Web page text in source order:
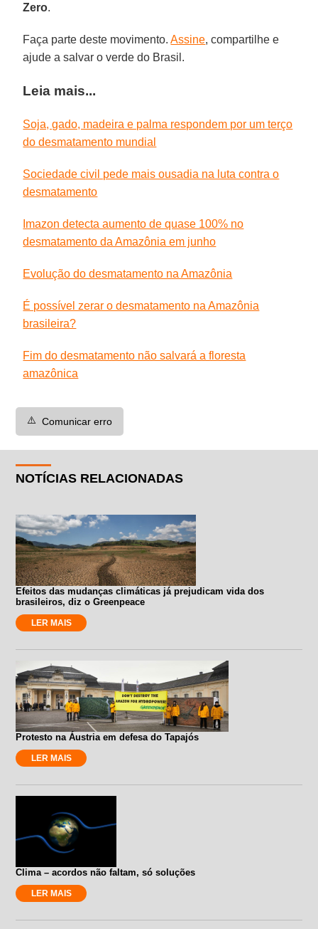
Zero.
Faça parte deste movimento.Assine, compartilhe e
ajude a salvar o verde do Brasil.
Leia mais...
Soja, gado, madeira e palma respondem por um terço
do desmatamento mundial
Sociedade civil pede mais ousadia na luta contra o
desmatamento
Imazon detecta aumento de quase 100% no
desmatamento da Amazônia em junho
Evolução do desmatamento na Amazônia
É possível zerar o desmatamento na Amazônia
brasileira?
Fim do desmatamento não salvará a floresta
amazônica
⚠️ Comunicar erro
NOTÍCIAS RELACIONADAS
Efeitos das mudanças climáticas já prejudicam vida dos
brasileiros, diz o Greenpeace
LER MAIS
Protesto na Áustria em defesa do Tapajós
LER MAIS
Clima – acordos não faltam, só soluções
LER MAIS